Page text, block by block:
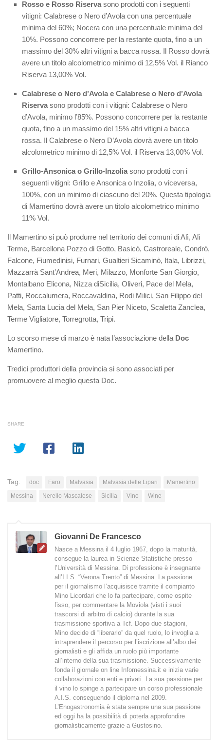
Rosso e Rosso Riserva sono prodotti con i seguenti
vitigni: Calabrese o Nero d’Avola con una percentuale
minima del 60%; Nocera con una percentuale minima del
10%. Possono concorrere per la restante quota, fino a un
massimo del 30% altri vitigni a bacca rossa. Il Rosso dovrà
avere un titolo alcolometrico minimo di 12,5% Vol. il Rianco
Riserva 13,00% Vol.
Calabrese o Nero d’Avola e Calabrese o Nero d’Avola
Riserva sono prodotti con i vitigni: Calabrese o Nero
d’Avola, minimo l’85%. Possono concorrere per la restante
quota, fino a un massimo del 15% altri vitigni a bacca
rossa. Il Calabrese o Nero D’Avola dovrà avere un titolo
alcolometrico minimo di 12,5% Vol. il Riserva 13,00% Vol.
Grillo-Ansonica o Grillo-Inzolia sono prodotti con i
seguenti vitigni: Grillo e Ansonica o Inzolia, o viceversa,
100%, con un minimo di ciascuno del 20%. Questa tipologia
di Mamertino dovrà avere un titolo alcolometrico minimo
11% Vol.
Il Mamertino si può produrre nel territorio dei comuni di Alì, Alì
Terme, Barcellona Pozzo di Gotto, Basicò, Castroreale, Condrò,
Falcone, Fiumedinisi, Furnari, Gualtieri Sicaminò, Itala, Librizzi,
Mazzarrà Sant’Andrea, Meri, Milazzo, Monforte San Giorgio,
Montalbano Elicona, Nizza diSicilia, Oliveri, Pace del Mela,
Patti, Roccalumera, Roccavaldina, Rodi Milici, San Filippo del
Mela, Santa Lucia del Mela, San Pier Niceto, Scaletta Zanclea,
Terme Vigliatore, Torregrotta, Tripi.
Lo scorso mese di marzo è nata l’associazione della Doc
Mamertino.
Tredici produttori della provincia si sono associati per
promuovere al meglio questa Doc.
SHARE
Tag: doc Faro Malvasia Malvasia delle Lipari
Mamertino
Messina
Nerello Mascalese Sicilia Vino Wine
Giovanni De Francesco
Nasce a Messina il 4 luglio 1967, dopo la maturità,
consegue la laurea in Scienze Statistiche presso
l’Università di Messina. Di professione è insegnante
all’I.I.S. “Verona Trento” di Messina. La passione
per il giornalismo l’acquisisce tramite il compianto
Mino Licordari che lo fa partecipare, come ospite
fisso, per commentare la Moviola (visti i suoi
trascorsi di arbitro di calcio) durante la sua
trasmissione sportiva a Tcf. Dopo due stagioni,
Mino decide di “liberarlo” da quel ruolo, lo invoglia a
intraprendere il percorso per l’iscrizione all’albo dei
giornalisti e gli affida un ruolo più importante
all’interno della sua trasmissione. Successivamente
fonda il giornale on line Infomessina.it e inizia varie
collaborazioni con enti e privati. La sua passione per
il vino lo spinge a partecipare un corso professionale
A.I.S. conseguendo il diploma nel 2009.
L’Enogastronomia è stata sempre una sua passione
ed oggi ha la possibilità di poterla approfondire
giornalisticamente grazie a Gustosino.